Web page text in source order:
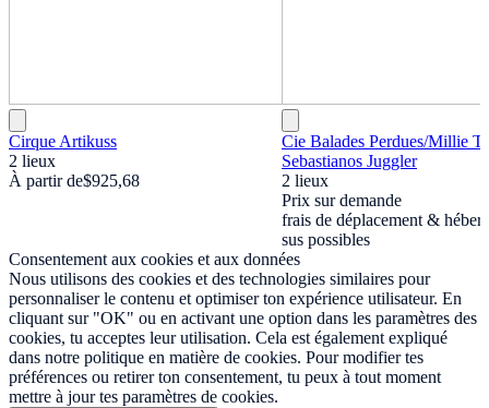
Cirque Artikuss
2 lieux
À partir de$925,68
Cie Balades Perdues/Millie
Sebastianos Juggler
2 lieux
Prix sur demande
frais de déplacement &
sus possibles
Consentement aux cookies et aux données
Nous utilisons des cookies et des technologies similaires pour
personnaliser le contenu et optimiser ton expérience utilisateur. En
cliquant sur "OK" ou en activant une option dans les paramètres des
cookies, tu acceptes leur utilisation. Cela est également expliqué
dans notre politique en matière de cookies. Pour modifier tes
préférences ou retirer ton consentement, tu peux à tout moment
mettre à jour tes paramètres de cookies.